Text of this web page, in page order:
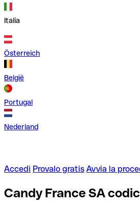
Italia
Österreich
België
Portugal
Nederland
Accedi Provalo gratis Avvia la
Candy France SA